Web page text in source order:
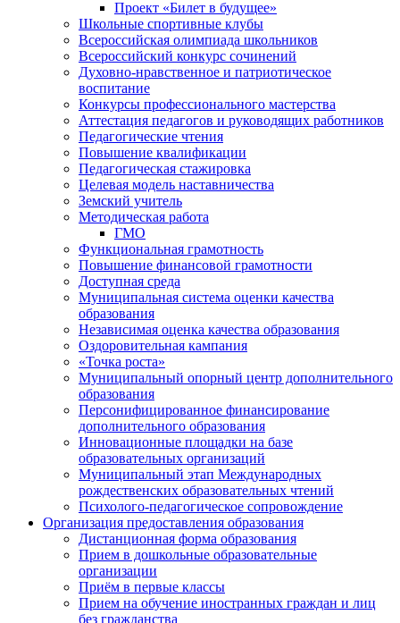
Проект «Билет в будущее»
Школьные спортивные клубы
Всероссийская олимпиада школьников
Всероссийский конкурс сочинений
Духовно-нравственное и патриотическое
воспитание
Конкурсы профессионального мастерства
Аттестация педагогов и руководящих работников
Педагогические чтения
Повышение квалификации
Педагогическая стажировка
Целевая модель наставничества
Земский учитель
Методическая работа
ГМО
Функциональная грамотность
Повышение финансовой грамотности
Доступная среда
Муниципальная система оценки качества
образования
Независимая оценка качества образования
Оздоровительная кампания
«Точка роста»
Муниципальный опорный центр дополнительного
образования
Персонифицированное финансирование
дополнительного образования
Инновационные площадки на базе
образовательных организаций
Муниципальный этап Международных
рождественских образовательных чтений
Психолого-педагогическое сопровождение
Организация предоставления образования
Дистанционная форма образования
Прием в дошкольные образовательные
организации
Приём в первые классы
Прием на обучение иностранных граждан и лиц
без гражданства